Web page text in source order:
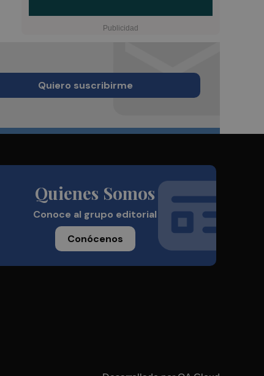
Quiero suscribirme
Quienes Somos
Conoce al grupo editorial
Conócenos